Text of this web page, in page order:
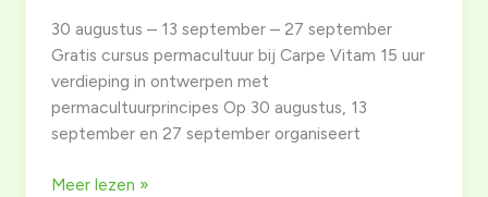
30 augustus – 13 september – 27 september
Gratis cursus permacultuur bij Carpe Vitam 15 uur
verdieping in ontwerpen met
permacultuurprincipes Op 30 augustus, 13
september en 27 september organiseert
PDC,
Meer lezen »